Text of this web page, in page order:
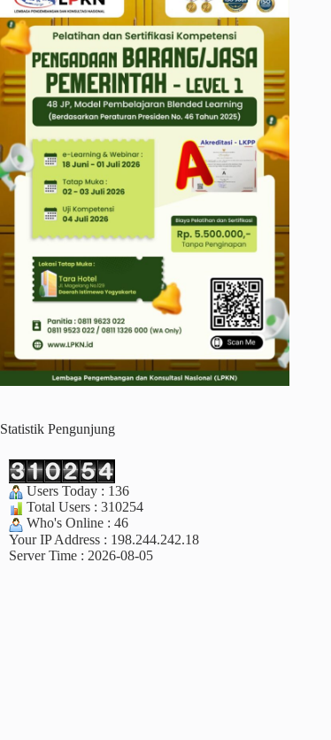
Statistik Pengunjung
Users Today : 136
Total Users : 310254
Who's Online : 46
Your IP Address : 198.244.242.18
Server Time : 2026-08-05